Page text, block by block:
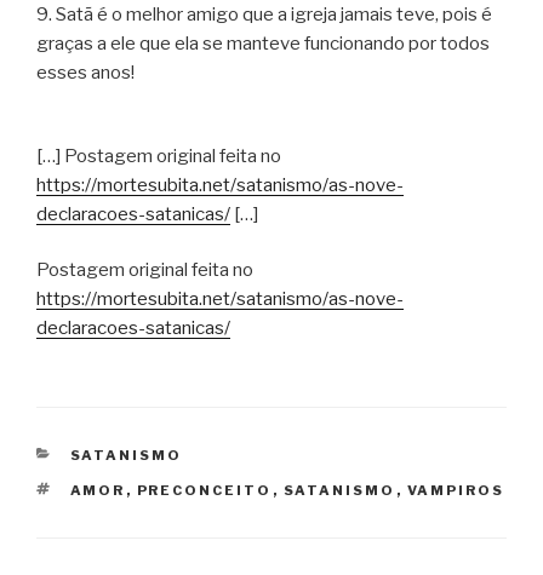
9. Satã é o melhor amigo que a igreja jamais teve, pois é
graças a ele que ela se manteve funcionando por todos
esses anos!
[…] Postagem original feita no
https://mortesubita.net/satanismo/as-nove-
declaracoes-satanicas/ […]
Postagem original feita no
https://mortesubita.net/satanismo/as-nove-
declaracoes-satanicas/
CATEGORIAS
SATANISMO
TAGS
AMOR , PRECONCEITO , SATANISMO , VAMPIROS